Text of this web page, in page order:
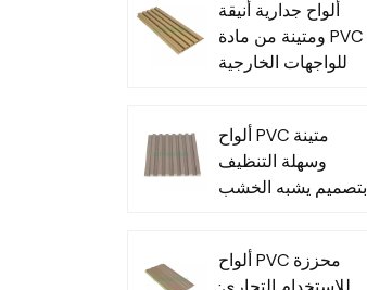
ألواح جدارية أنيقة
ومتينة من مادة PVC
للواجهات الخارجية
ألواح PVC متينة
وسهلة التنظيف
بتصميم يشبه الخشب
ألواح PVC محززة
للاستخدام التجاري: